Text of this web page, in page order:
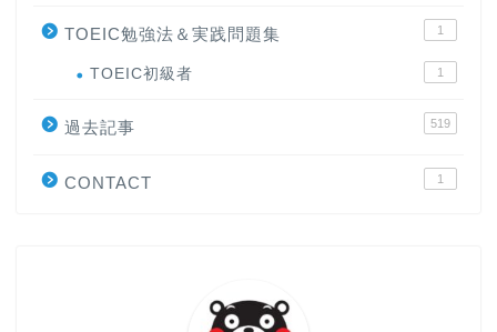
TOEIC勉強法＆実践問題集 1
TOEIC初級者 1
過去記事 519
CONTACT 1
大学入試英語対策講座